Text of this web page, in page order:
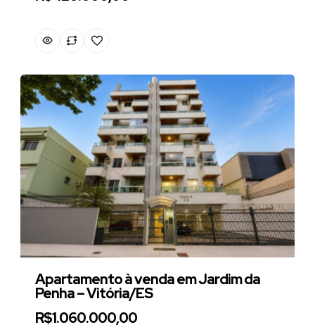
Apartamento à venda em Jardim da
Penha – Vitória/ES
R$1.060.000,00